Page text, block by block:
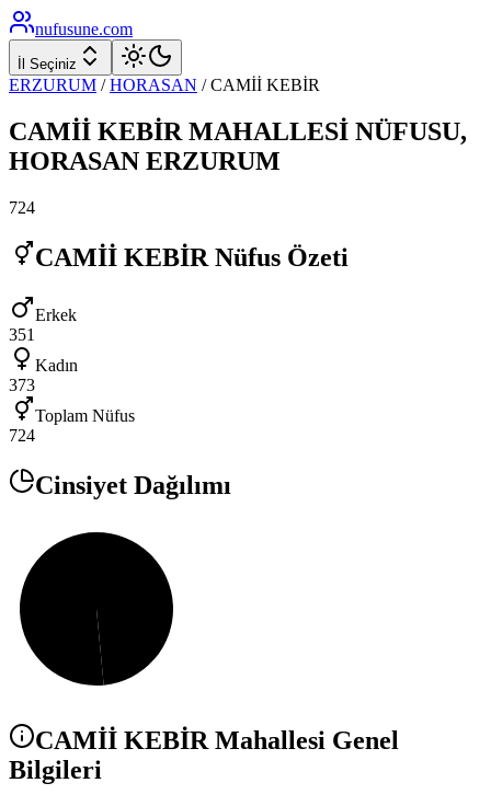
nufusune.com
İl Seçiniz
ERZURUM / HORASAN /CAMİİ KEBİR
CAMİİ KEBİR MAHALLESİ NÜFUSU,
HORASAN ERZURUM
724
CAMİİ KEBİR Nüfus Özeti
Erkek
351
Kadın
373
Toplam Nüfus
724
Cinsiyet Dağılımı
CAMİİ KEBİRMahallesi Genel
Bilgileri